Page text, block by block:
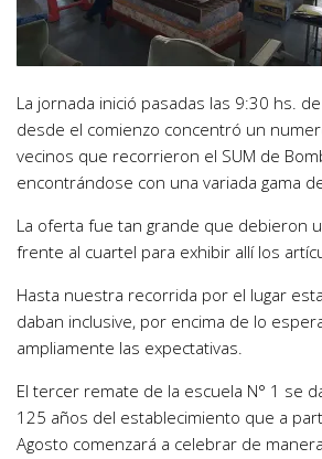
La jornada inició pasadas las 9:30 hs.
desde el comienzo concentró un
vecinos que recorrieron el SUM de
encontrándose con una variada gama
La oferta fue tan grande que debieron
frente al cuartel para exhibir allí los
Hasta nuestra recorrida por el lugar
daban inclusive, por encima de lo
ampliamente las expectativas.
El tercer remate de la escuela N° 1 se
125 años del establecimiento que a
Agosto comenzará a celebrar de